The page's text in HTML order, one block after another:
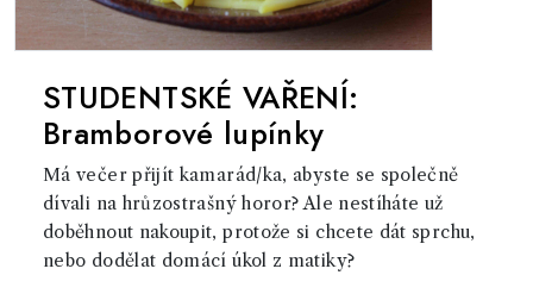
STUDENTSKÉ VAŘENÍ:
Bramborové lupínky
Má večer přijít kamarád/ka, abyste se společně
dívali na hrůzostrašný horor? Ale nestíháte už
doběhnout nakoupit, protože si chcete dát sprchu,
nebo dodělat domácí úkol z matiky?